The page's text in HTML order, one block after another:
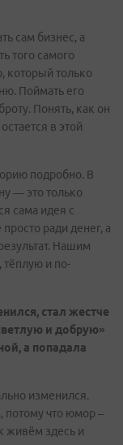
сам бизнес, а
того самого
который только
Поймать его
Понять, как он
в этой
подробно. В
— это только
сама идея с
ради денег, а
Нашим
и по-
стал жестче
и добрую»
а попадала
изменился.
потому что юмор –
живём здесь и